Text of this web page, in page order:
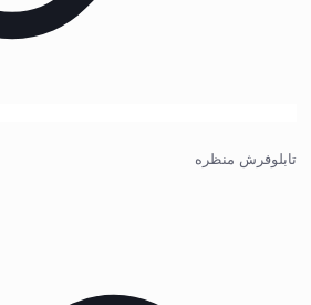
تابلوفرش منظره